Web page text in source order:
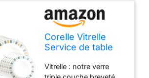
Corelle Vitrelle
Service de table
pour 6 personnes,
Vitrelle : notre verre